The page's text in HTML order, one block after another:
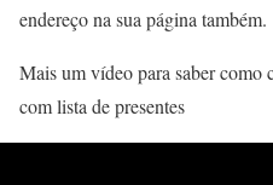
endereço na sua página também.
Mais um vídeo para saber como
com lista de presentes